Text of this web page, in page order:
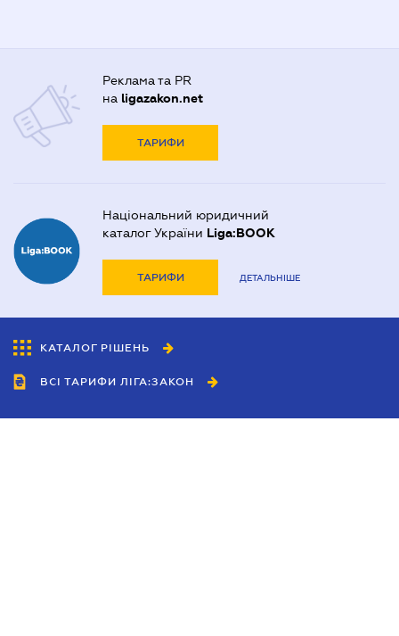
Реклама та PR
на ligazakon.net
ТАРИФИ
Національний юридичний
каталог України Liga:BOOK
ТАРИФИ ДЕТАЛЬНІШЕ
КАТАЛОГ РІШЕНЬ
ВСІ ТАРИФИ ЛІГА:ЗАКОН